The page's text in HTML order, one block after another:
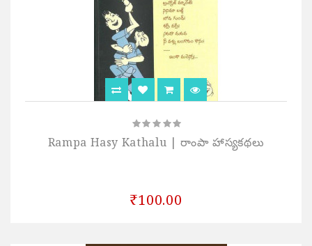
Rampa Hasy Kathalu | రాంపా హాస్యకథలు
₹100.00